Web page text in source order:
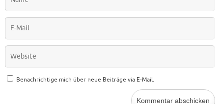
Benachrichtige mich über neue Beiträge via E-Mail.